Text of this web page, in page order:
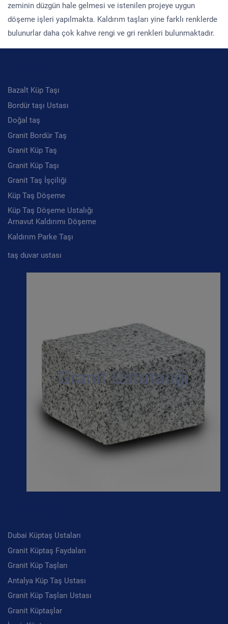
zeminin düzgün hale gelmesi ve istenilen projeye uygun
döşeme işleri yapılmakta. Kaldırım taşları yine farklı renklerde
bulunurlar daha çok kahve rengi ve gri renkleri bulunmaktadır.
Bazalt Küp Taşı
Bordür taşı Ustası
Doğal taş
Granit Bordür Taş
Granit Küp Taş
Granit Küp Taşı
Granit Taş İşçiliği
Küp Taş Döşeme
Küp Taş Döşeme Ustalığı
Arnavut Kaldırımı Döşeme
Kaldırım Parke Taşı
taş duvar ustası
Granit Ustatalığı
Dubai Küptaş Ustaları
Granit Küptaş Faydaları
Granit Küp Taşları
Antalya Küp Taş Ustası
Granit Küp Taşları Ustası
Granit Küptaşlar